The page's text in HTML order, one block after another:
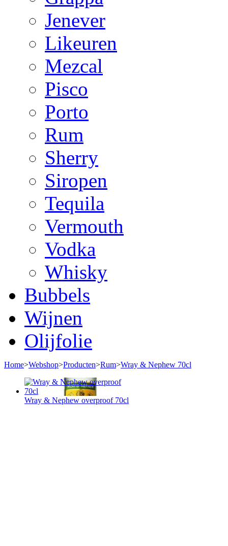
Jenever
Likeuren
Mezcal
Pisco
Porto
Rum
Sherry
Siropen
Tequila
Vermouth
Vodka
Whisky
Bubbels
Wijnen
Olijfolie
Home>Webshop>Producten>Rum>Wray & Nephew 70cl
Wray & Nephew overproof 70cl